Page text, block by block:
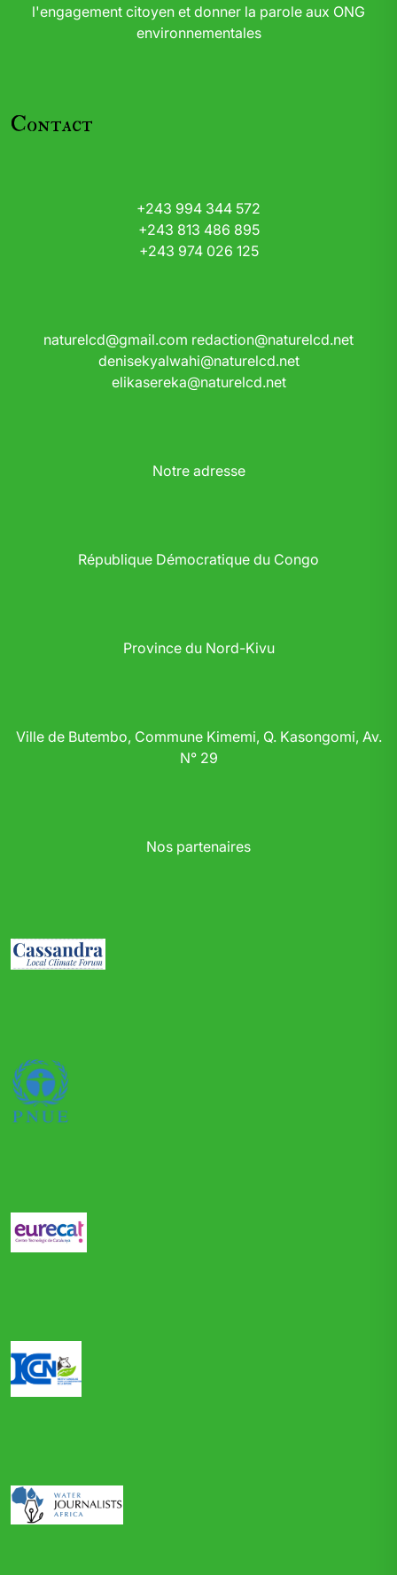
l'engagement citoyen et donner la parole aux ONG
environnementales
Contact
+243 994 344 572
+243 813 486 895
+243 974 026 125
naturelcd@gmail.com redaction@naturelcd.net
denisekyalwahi@naturelcd.net
elikasereka@naturelcd.net
Notre adresse
République Démocratique du Congo
Province du Nord-Kivu
Ville de Butembo, Commune Kimemi, Q. Kasongomi, Av.
N° 29
Nos partenaires